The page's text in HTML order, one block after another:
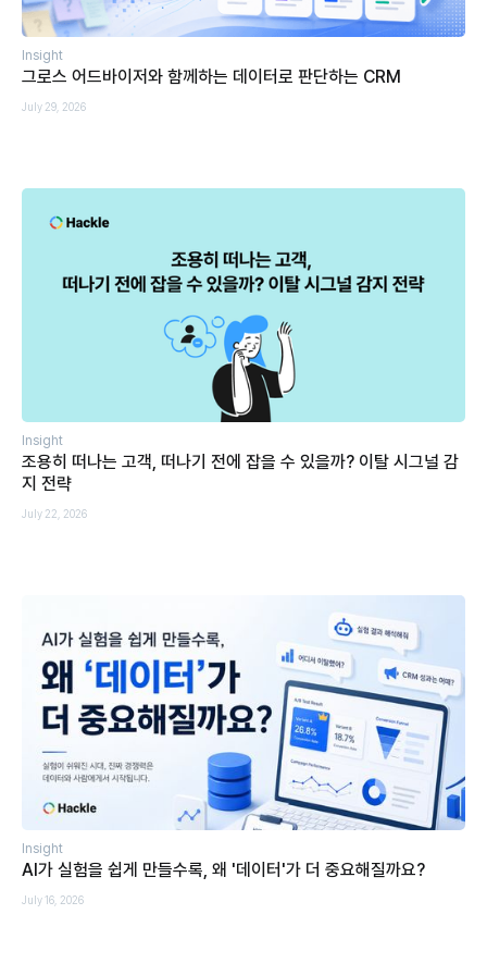
Insight
그로스 어드바이저와 함께하는 데이터로 판단하는 CRM
July 29, 2026
Insight
조용히 떠나는 고객, 떠나기 전에 잡을 수 있을까? 이탈 시그널 감
지 전략
July 22, 2026
Insight
AI가 실험을 쉽게 만들수록, 왜 '데이터'가 더 중요해질까요?
July 16, 2026